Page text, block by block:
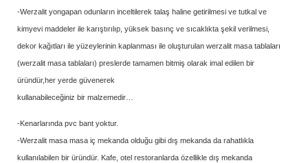
-Werzalit yongapan odunların inceltilerek talaş haline getirilmesi ve tutkal ve
kimyevi maddeler ile karıştırılıp, yüksek basınç ve sıcaklıkta şekil verilmesi,
dekor kağıtları ile yüzeylerinin kaplanması ile oluşturulan werzalit masa tablaları
(werzalit masa tablaları) preslerde tamamen bitmiş olarak imal edilen bir
üründür,her yerde güvenerek
kullanabileceğiniz bir malzemedir…
-Kenarlarında pvc bant yoktur.
-Werzalit masa masa iç mekanda olduğu gibi dış mekanda da rahatlıkla
kullanılabilen bir üründür. Kafe, otel restoranlarda özellikle dış mekanda